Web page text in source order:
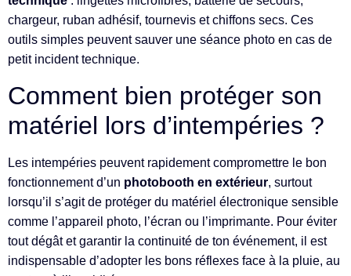
chargeur, ruban adhésif, tournevis et chiffons secs. Ces
outils simples peuvent sauver une séance photo en cas de
petit incident technique.
Comment bien protéger son
matériel lors d’intempéries ?
Les intempéries peuvent rapidement compromettre le bon
fonctionnement d’un photobooth en extérieur, surtout
lorsqu’il s’agit de protéger du matériel électronique sensible
comme l’appareil photo, l’écran ou l’imprimante. Pour éviter
tout dégât et garantir la continuité de ton événement, il est
indispensable d’adopter les bons réflexes face à la pluie, au